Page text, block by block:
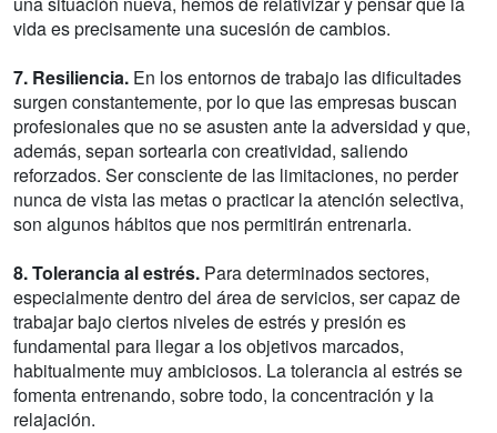
vida es precisamente una sucesión de cambios.
7. Resiliencia. En los entornos de trabajo las dificultades
surgen constantemente, por lo que las empresas buscan
profesionales que no se asusten ante la adversidad y que,
además, sepan sortearla con creatividad, saliendo
reforzados. Ser consciente de las limitaciones, no perder
nunca de vista las metas o practicar la atención selectiva,
son algunos hábitos que nos permitirán entrenarla.
8. Tolerancia al estrés. Para determinados sectores,
especialmente dentro del área de servicios, ser capaz de
trabajar bajo ciertos niveles de estrés y presión es
fundamental para llegar a los objetivos marcados,
habitualmente muy ambiciosos. La tolerancia al estrés se
fomenta entrenando, sobre todo, la concentración y la
relajación.